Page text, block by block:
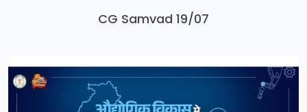
CG Samvad 19/07